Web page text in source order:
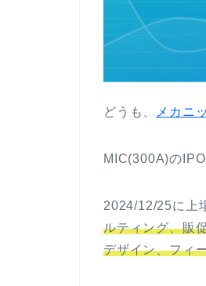
どうも、 メカニ
MIC(300A)の
2024/12/25に上
ルティング、販
デザイン、フィ